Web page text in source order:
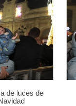
de luces de